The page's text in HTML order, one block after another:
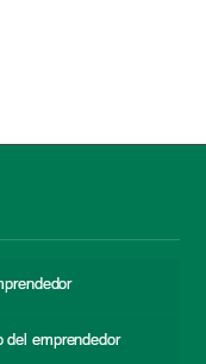
del emprendedor